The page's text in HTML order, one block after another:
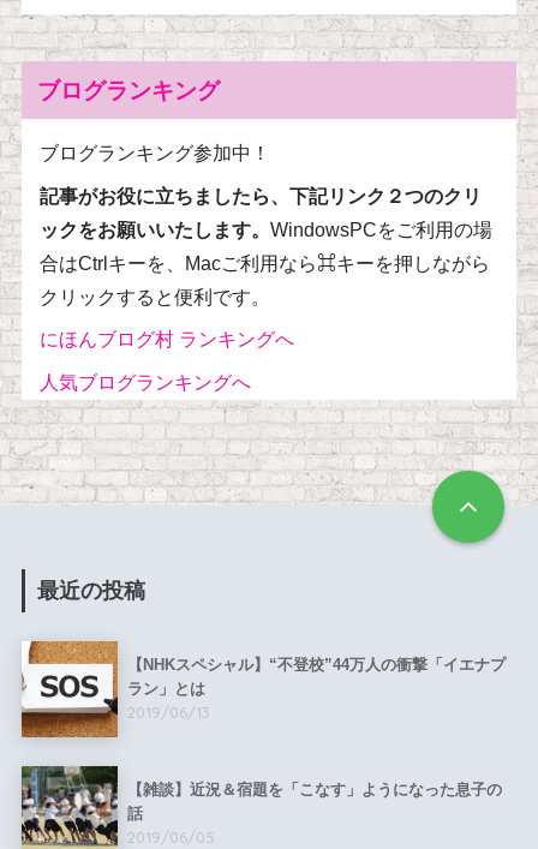
ブログランキング
ブログランキング参加中！
記事がお役に立ちましたら、下記リンク２つのクリ
ックをお願いいたします。 WindowsPCをご利用の場
合はCtrlキーを、Macご利用なら⌘キーを押しながら
クリックすると便利です。
にほんブログ村 ランキングへ
人気ブログランキングへ
最近の投稿
【NHKスペシャル】“不登校”44万人の衝撃「イエナプ
ラン」とは
2019/06/13
【雑談】近況＆宿題を「こなす」ようになった息子の
話
2019/06/05